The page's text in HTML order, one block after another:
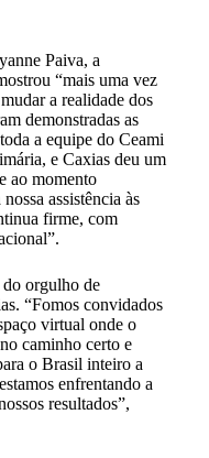
Paiva, a
“mais uma vez
a realidade dos
demonstradas as
a equipe do Ceami
e Caxias deu um
ao momento
assistência às
firme, com
orgulho de
“Fomos convidados
virtual onde o
caminho certo e
o Brasil inteiro a
enfrentando a
resultados”,